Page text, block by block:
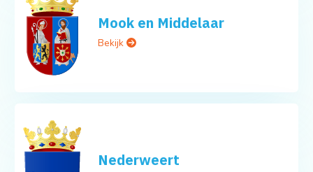
Mook en Middelaar
Bekijk
Nederweert